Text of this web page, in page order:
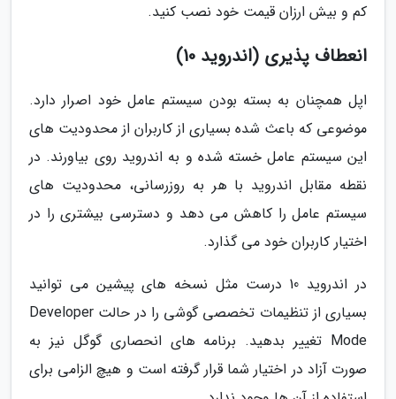
کم و بیش ارزان قیمت خود نصب کنید.
انعطاف پذیری (اندروید 10)
اپل همچنان به بسته بودن سیستم عامل خود اصرار دارد.
موضوعی که باعث شده بسیاری از کاربران از محدودیت های
این سیستم عامل خسته شده و به اندروید روی بیاورند. در
نقطه مقابل اندروید با هر به روزرسانی، محدودیت های
سیستم عامل را کاهش می دهد و دسترسی بیشتری را در
اختیار کاربران خود می گذارد.
در اندروید 10 درست مثل نسخه های پیشین می توانید
بسیاری از تنظیمات تخصصی گوشی را در حالت Developer
Mode تغییر بدهید. برنامه های انحصاری گوگل نیز به
صورت آزاد در اختیار شما قرار گرفته است و هیچ الزامی برای